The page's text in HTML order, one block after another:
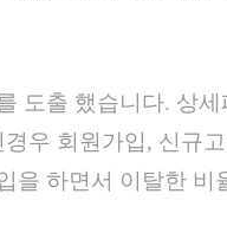
도출 했습니다. 상
우 회원가입, 신규
을 하면서 이탈한 비